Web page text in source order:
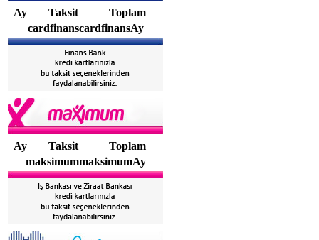
Ay Taksit
Toplam
cardfinanscardfinansAy
Ay Taksit
Toplam
maksimummaksimumAy